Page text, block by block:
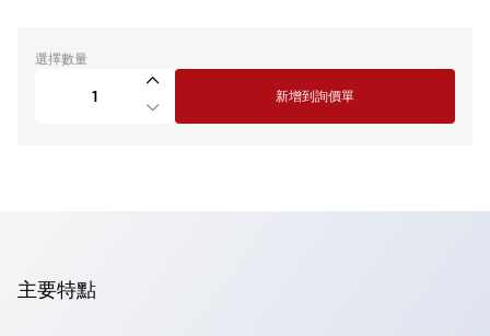
選擇數量
新增到詢價單
主要特點